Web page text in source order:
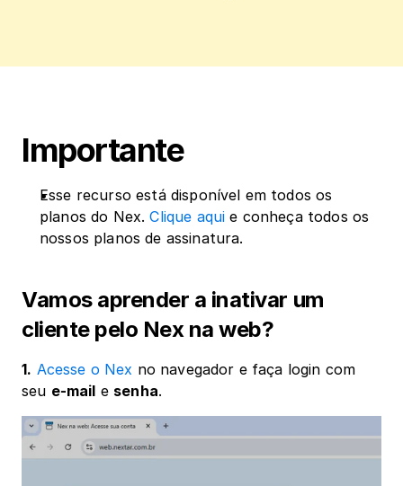
Importante
Esse recurso está disponível em todos os
planos do Nex. Clique aqui e conheça todos os
nossos planos de assinatura.
‍Vamos aprender a inativar um
cliente pelo Nex na web?
1. Acesse o Nex no navegador e faça login com
seu e-mail e senha.